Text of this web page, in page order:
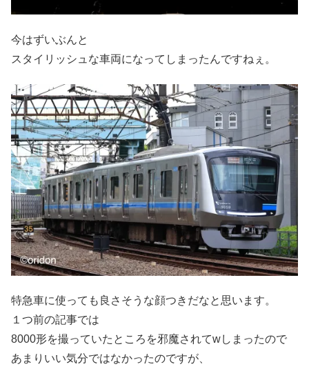
今はずいぶんと
スタイリッシュな車両になってしまったんですねぇ。
特急車に使っても良さそうな顔つきだなと思います。
１つ前の記事では
8000形を撮っていたところを邪魔されてwしまったので
あまりいい気分ではなかったのですが、